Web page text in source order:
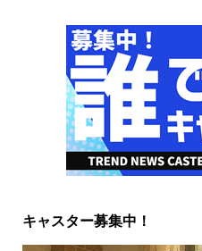
キャスター募集中！